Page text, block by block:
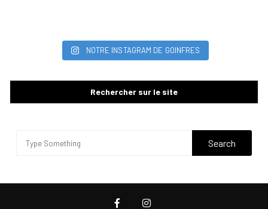
NOTRE INSTAGRAM DE GOINFRES
Rechercher sur le site